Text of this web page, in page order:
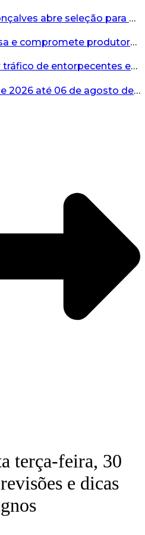
Canarinhos de Bento Gonçalves abre seleção para novos integrantes...
Pagamento da uva atrasa e compromete produtores...
Menor é apreendido por tráfico de entorpecentes em Veranópolis...
Obituário – 30 de julho de 2026 até 06 de agosto de 2026...
terça-feira, 30
e dicas